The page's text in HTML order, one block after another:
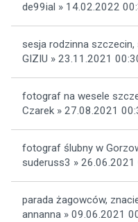
de99ial » 14.02.2022
sesja rodzinna szczecin,
GIZIU » 23.11.2021
fotograf na wesele
Czarek » 27.08.2021
fotograf ślubny w
suderuss3 » 26.06.2021
parada żagowców,
annanna » 09.06.2021